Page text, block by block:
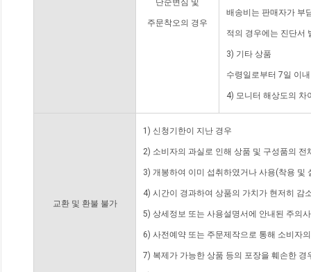
단순변심 및
주문착오의 경우
배송비는 판매자가 부
적의 경우에는 진단서
3) 기타 상품
수령일로부터 7일 이
4) 모니터 해상도의 차
교환 및 환불 불가
1) 신청기한이 지난 경우
2) 소비자의 과실로 인해 상품 및 구성품의
3) 개봉하여 이미 섭취하였거나 사용(착용 및
4) 시간이 경과하여 상품의 가치가 현저히 감
5) 상세정보 또는 사용설명서에 안내된 주의
6) 사전예약 또는 주문제작으로 통해 소비자
7) 복제가 가능한 상품 등의 포장을 훼손한 경